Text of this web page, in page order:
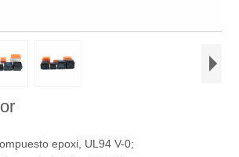
epoxi, UL94 V-0;